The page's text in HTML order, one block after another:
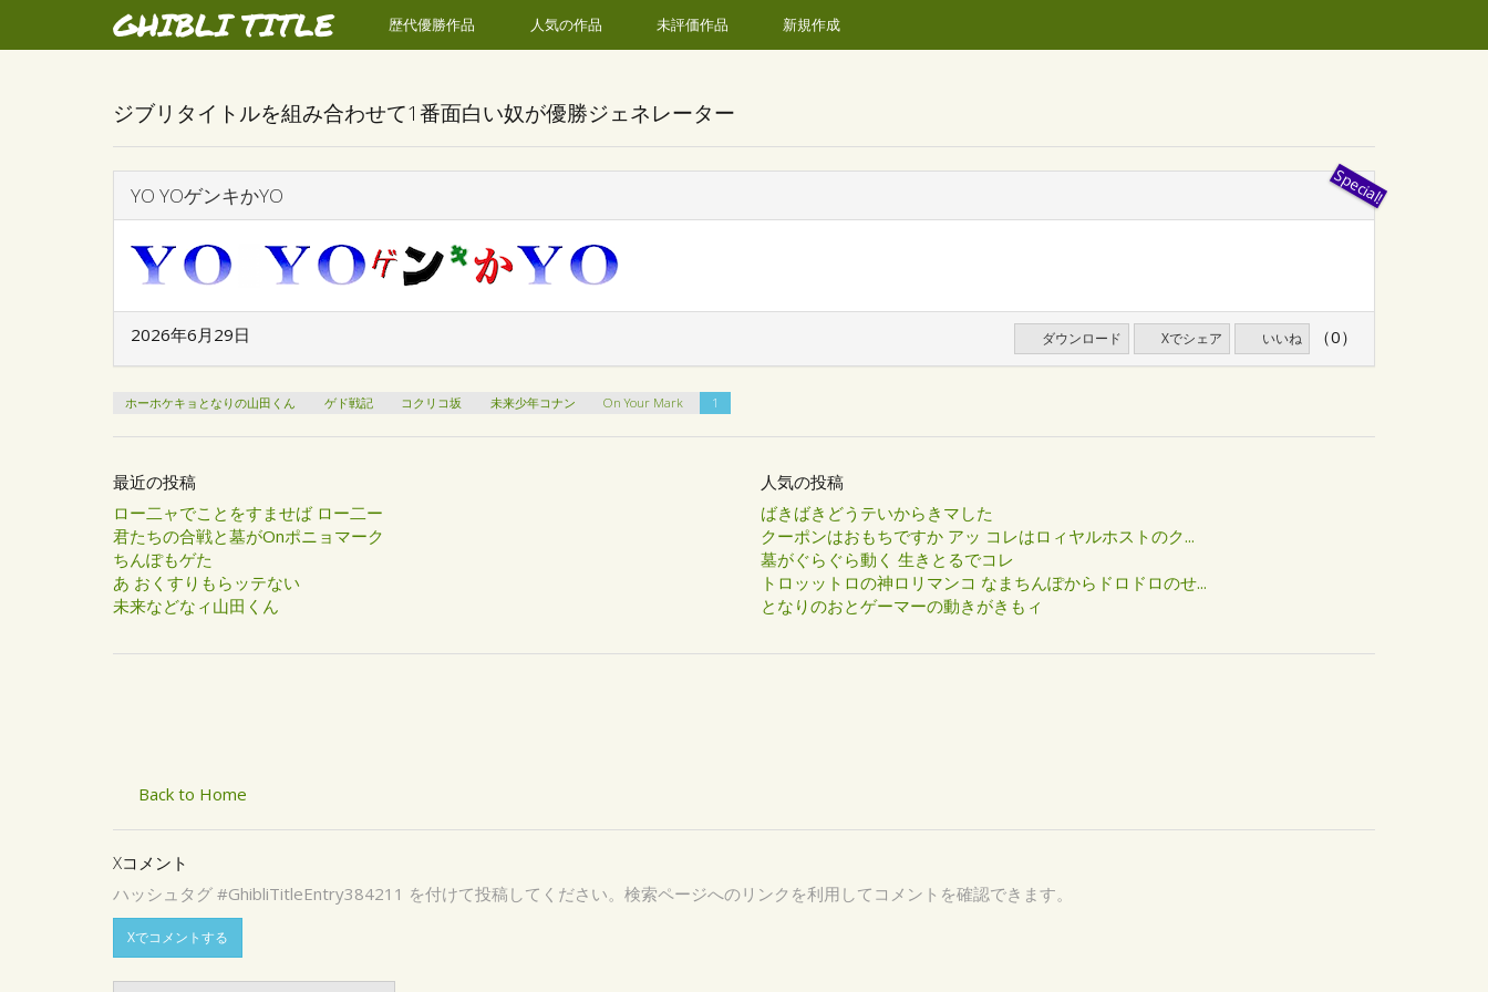
GHIBLI TITLE 歴代優勝作品 人気の作品 未評価作品 新規作成
ジブリタイトルを組み合わせて1番面白い奴が優勝ジェネレーター
YO YOゲンキかYO
2026年6月29日 ダウンロード Xでシェア いいね （0）
ホーホケキョとなりの山田くん ゲド戦記 コクリコ坂 未来少年コナン On Your Mark 1
最近の投稿
ロー二ャでことをすませば ロー二ー
君たちの合戦と墓がOnポニョマーク
ちんぽもゲた
あ おくすりもらッテない
未来などなィ山田くん
人気の投稿
ばきばきどうテいからきマした
クーポンはおもちですか アッ コレはロィヤルホストのク...
墓がぐらぐら動く 生きとるでコレ
トロッットロの神ロリマンコ なまちんぽからドロドロのせ...
となりのおとゲーマーの動きがきもィ
Back to Home
Xコメント
ハッシュタグ #GhibliTitleEntry384211 を付けて投稿してください。検索ページへのリンクを利用してコメントを確認できます。
Xでコメントする